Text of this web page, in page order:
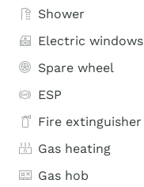
Shower
Electric windows
Spare wheel
ESP
Fire extinguisher
Gas heating
Gas hob